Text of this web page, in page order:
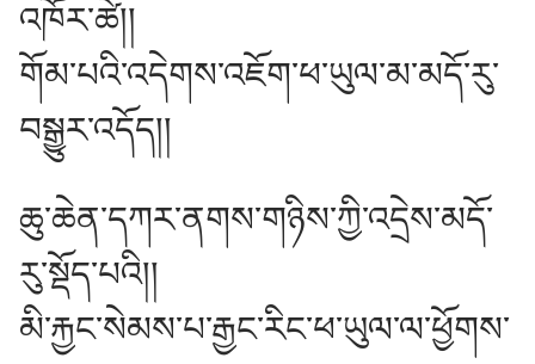
འཁོར་ཚེ།།
གོམ་པའི་འདེགས་འཇོག་ཕ་ཡུལ་མ་མདོ་རུ་
བསྒྱུར་འདོད།།
ཆུ་ཆེན་དཀར་ནགས་གཉིས་ཀྱི་འདྲེས་མདོ་
རུ་སྡོད་པའི།།
མི་རྐྱང་སེམས་པ་རྒྱང་རིང་ཕ་ཡུལ་ལ་ཕྱོགས་